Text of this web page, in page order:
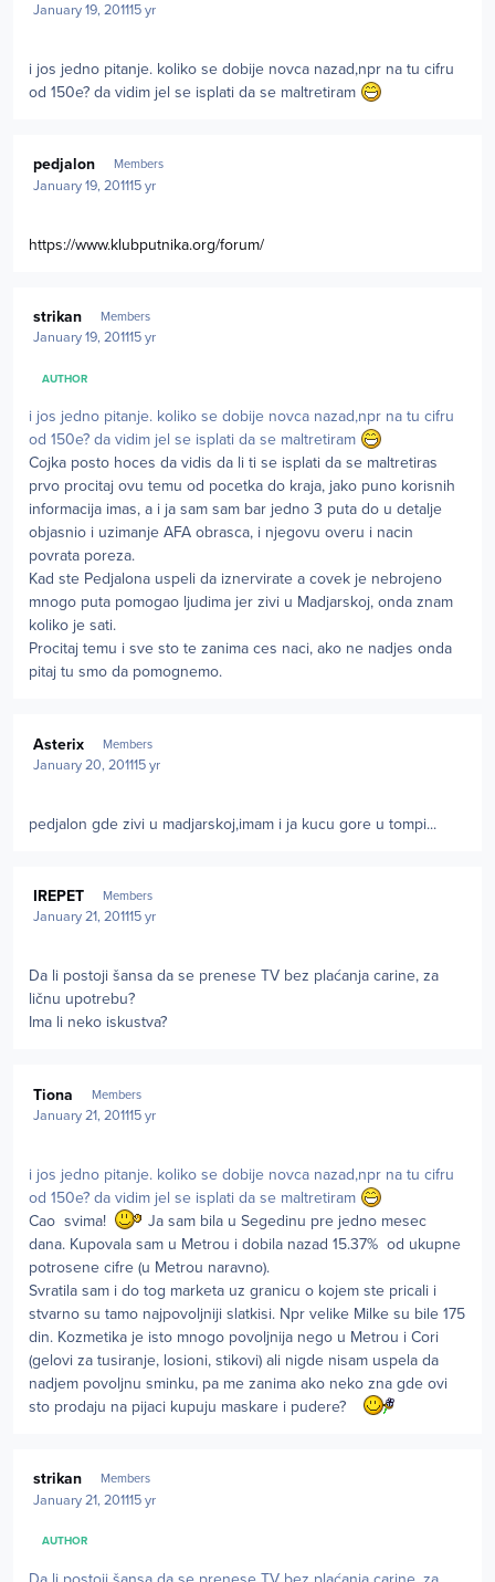
January 19, 201115 yr
i jos jedno pitanje. koliko se dobije novca nazad,npr na tu cifru
od 150e? da vidim jel se isplati da se maltretiram
pedjalon Members
January 19, 201115 yr
https://www.klubputnika.org/forum/
strikan Members
January 19, 201115 yr
AUTHOR
i jos jedno pitanje. koliko se dobije novca nazad,npr na tu cifru
od 150e? da vidim jel se isplati da se maltretiram
Cojka posto hoces da vidis da li ti se isplati da se maltretiras
prvo procitaj ovu temu od pocetka do kraja, jako puno korisnih
informacija imas, a i ja sam sam bar jedno 3 puta do u detalje
objasnio i uzimanje AFA obrasca, i njegovu overu i nacin
povrata poreza.
Kad ste Pedjalona uspeli da iznervirate a covek je nebrojeno
mnogo puta pomogao ljudima jer zivi u Madjarskoj, onda znam
koliko je sati.
Procitaj temu i sve sto te zanima ces naci, ako ne nadjes onda
pitaj tu smo da pomognemo.
Asterix Members
January 20, 201115 yr
pedjalon gde zivi u madjarskoj,imam i ja kucu gore u tompi...
IREPET Members
January 21, 201115 yr
Da li postoji šansa da se prenese TV bez plaćanja carine, za
ličnu upotrebu?
Ima li neko iskustva?
Tiona Members
January 21, 201115 yr
i jos jedno pitanje. koliko se dobije novca nazad,npr na tu cifru
od 150e? da vidim jel se isplati da se maltretiram
Cao svima!
Ja sam bila u Segedinu pre jedno mesec
dana. Kupovala sam u Metrou i dobila nazad 15.37% od ukupne
potrosene cifre (u Metrou naravno).
Svratila sam i do tog marketa uz granicu o kojem ste pricali i
stvarno su tamo najpovoljniji slatkisi. Npr velike Milke su bile 175
din. Kozmetika je isto mnogo povoljnija nego u Metrou i Cori
(gelovi za tusiranje, losioni, stikovi) ali nigde nisam uspela da
nadjem povoljnu sminku, pa me zanima ako neko zna gde ovi
sto prodaju na pijaci kupuju maskare i pudere?
strikan Members
January 21, 201115 yr
AUTHOR